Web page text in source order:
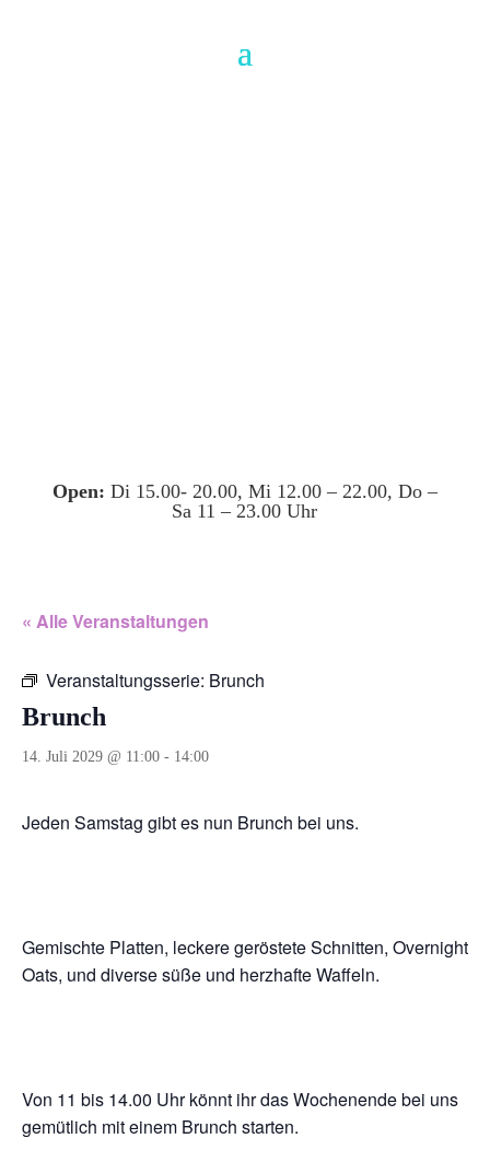
Open: Di 15.00- 20.00, Mi 12.00 – 22.00, Do –
Sa 11 – 23.00 Uhr
« Alle Veranstaltungen
Veranstaltungsserie: Brunch
Brunch
14. Juli 2029 @ 11:00 - 14:00
Jeden Samstag gibt es nun Brunch bei uns.
Gemischte Platten, leckere geröstete Schnitten, Overnight
Oats, und diverse süße und herzhafte Waffeln.
Von 11 bis 14.00 Uhr könnt ihr das Wochenende bei uns
gemütlich mit einem Brunch starten.